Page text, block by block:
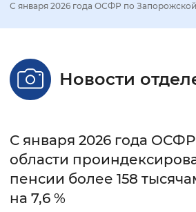
Настройка режима
Стандартный
С января 2026 года ОСФР по
Новости
С января 2026 года
области
пенсии более 158
на 7,6 %